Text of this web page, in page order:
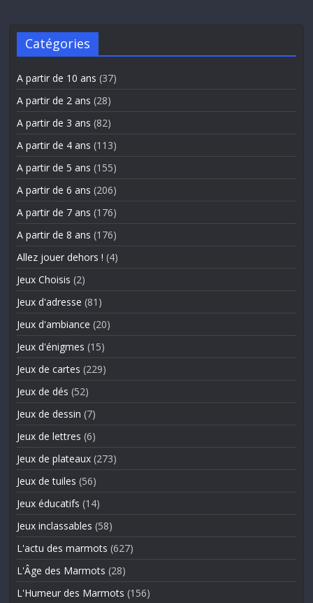
Catégories
A partir de 10 ans (37)
A partir de 2 ans (28)
A partir de 3 ans (82)
A partir de 4 ans (113)
A partir de 5 ans (155)
A partir de 6 ans (206)
A partir de 7 ans (176)
A partir de 8 ans (176)
Allez jouer dehors ! (4)
Jeux Choisis (2)
Jeux d'adresse (81)
Jeux d'ambiance (20)
Jeux d'énigmes (15)
Jeux de cartes (229)
Jeux de dés (52)
Jeux de dessin (7)
Jeux de lettres (6)
Jeux de plateaux (273)
Jeux de tuiles (56)
Jeux éducatifs (14)
Jeux inclassables (58)
L'actu des marmots (627)
L'Âge des Marmots (28)
L'Humeur des Marmots (156)